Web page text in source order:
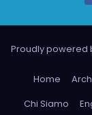
Proudly powered
Home
Chi Siamo